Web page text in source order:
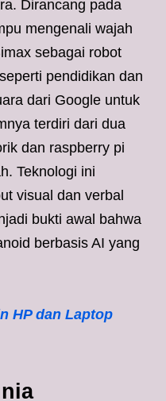
Dirancang pada
mengenali wajah
sebagai robot
pendidikan dan
dari Google untuk
terdiri dari dua
dan raspberry pi
Teknologi ini
visual dan verbal
bukti awal bahwa
berbasis AI yang
HP dan Laptop